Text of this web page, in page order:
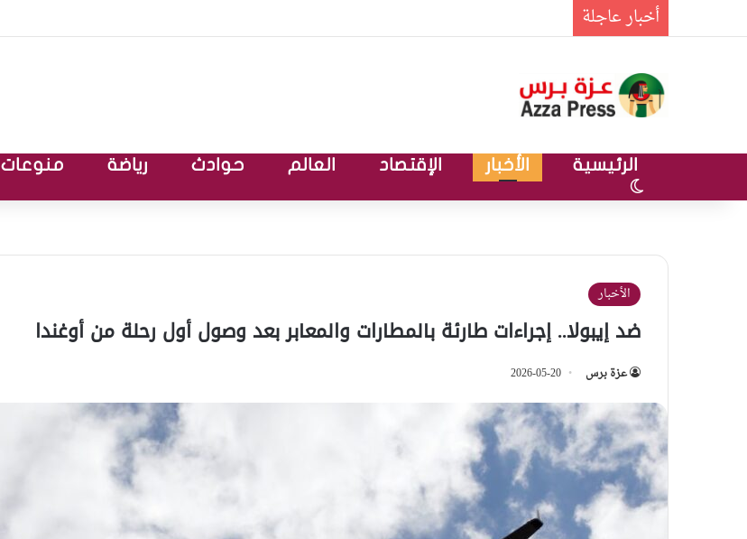
أخبار عاجلة
الرئيسية الأخبار الإقتصاد العالم حوادث رياضة منوعات
الوضع المظلم
الأخبار
ضد إيبولا.. إجراءات طارئة بالمطارات والمعابر بعد وصول أول رحلة من أوغندا
عزة برس 2026-05-20